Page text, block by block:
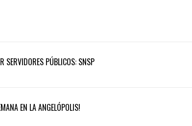
SERVIDORES PÚBLICOS: SNSP
EN LA ANGELÓPOLIS!